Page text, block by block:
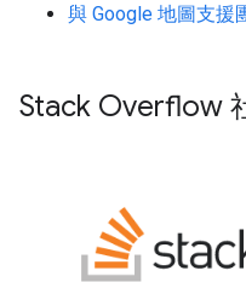
與 Google 地圖支援
Stack Overflow